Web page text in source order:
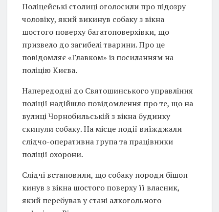
Поліцейські столиці оголосили про підозру
чоловіку, який викинув собаку з вікна
шостого поверху багатоповерхівки, що
призвело до загибелі тварини. Про це
повідомляє «Главком» із посиланням на
поліцію Києва.
Напередодні до Святошинського управління
поліції надійшло повідомлення про те, що на
вулиці Чорнобильській з вікна будинку
скинули собаку. На місце події виїжджали
слідчо-оперативна група та працівники
поліції охорони.
Слідчі встановили, що собаку породи бішон
кинув з вікна шостого поверху її власник,
який перебував у стані алкогольного